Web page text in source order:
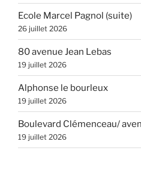
Ecole Marcel Pagnol (suite)
26 juillet 2026
80 avenue Jean Lebas
19 juillet 2026
Alphonse le bourleux
19 juillet 2026
Boulevard Clémenceau/
19 juillet 2026